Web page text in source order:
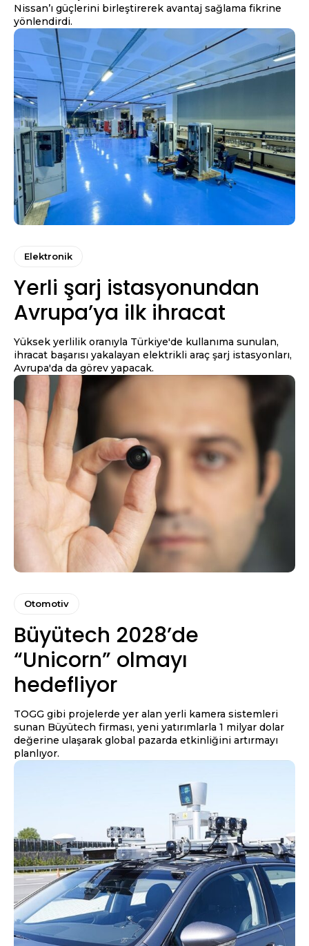
Nissan’ı güçlerini birleştirerek avantaj sağlama fikrine
yönlendirdi.
Elektronik
Yerli şarj istasyonundan
Avrupa’ya ilk ihracat
Yüksek yerlilik oranıyla Türkiye'de kullanıma sunulan,
ihracat başarısı yakalayan elektrikli araç şarj istasyonları,
Avrupa'da da görev yapacak.
Otomotiv
Büyütech 2028’de
“Unicorn” olmayı
hedefliyor
TOGG gibi projelerde yer alan yerli kamera sistemleri
sunan Büyütech firması, yeni yatırımlarla 1 milyar dolar
değerine ulaşarak global pazarda etkinliğini artırmayı
planlıyor.